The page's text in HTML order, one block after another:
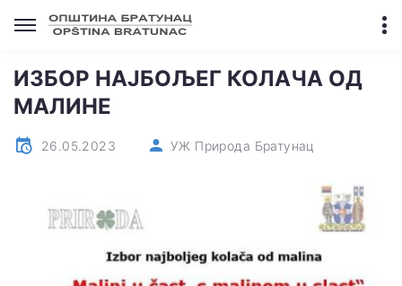
ИЗБОР НАЈБОЉЕГ КОЛАЧА ОД
МАЛИНЕ
26.05.2023 УЖ Природа Братунац